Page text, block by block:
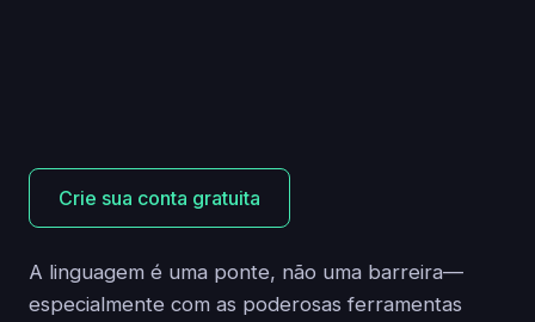
Crie sua conta gratuita
A linguagem é uma ponte, não uma barreira—
especialmente com as poderosas ferramentas